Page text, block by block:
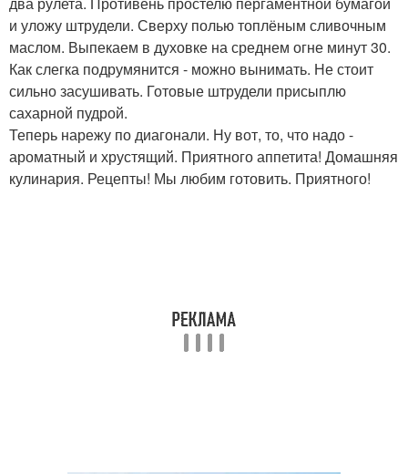
и уложу штрудели. Сверху полью топлёным сливочным
маслом. Выпекаем в духовке на среднем огне минут 30.
Как слегка подрумянится - можно вынимать. Не стоит
сильно засушивать. Готовые штрудели присыплю
сахарной пудрой.
Теперь нарежу по диагонали. Ну вот, то, что надо -
ароматный и хрустящий. Приятного аппетита! Домашняя
кулинария. Рецепты! Мы любим готовить. Приятного!